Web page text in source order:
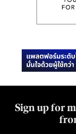
Sign up for